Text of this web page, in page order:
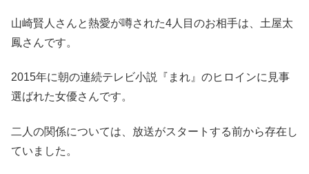
山崎賢人さんと熱愛が噂された4人目のお相手は、土屋太
鳳さんです。
2015年に朝の連続テレビ小説『まれ』のヒロインに見事
選ばれた女優さんです。
二人の関係については、放送がスタートする前から存在し
ていました。